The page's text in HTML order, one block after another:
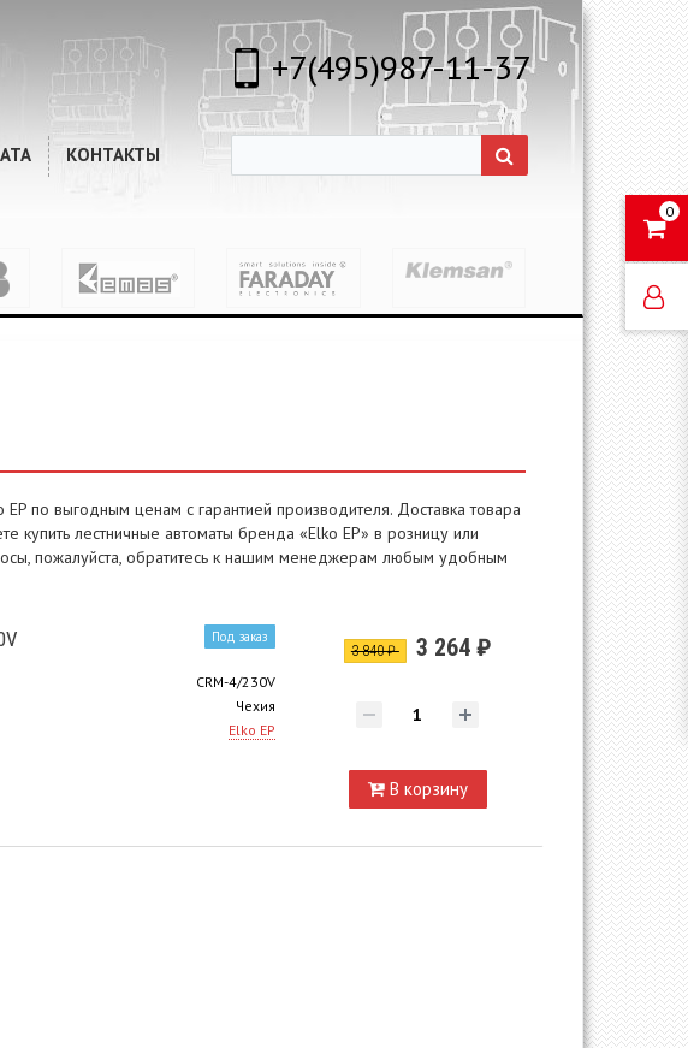
0
+7(495)987-11-37
КОНТАКТЫ
по выгодным ценам с гарантией производителя. Доставка товара
купить лестничные автоматы бренда «Elko EP» в розницу или
пожалуйста, обратитесь к нашим менеджерам любым удобным
Под заказ
CRM-4/230V
Чехия
Elko EP
3 840 ₽ 3 264 ₽
В корзину